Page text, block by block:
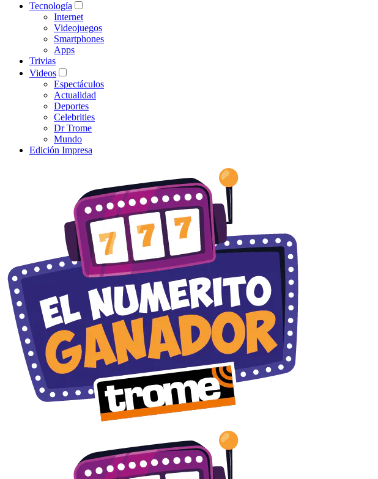
Tecnología
Internet
Videojuegos
Smartphones
Apps
Trivias
Videos
Espectáculos
Actualidad
Deportes
Celebrities
Dr Trome
Mundo
Edición Impresa